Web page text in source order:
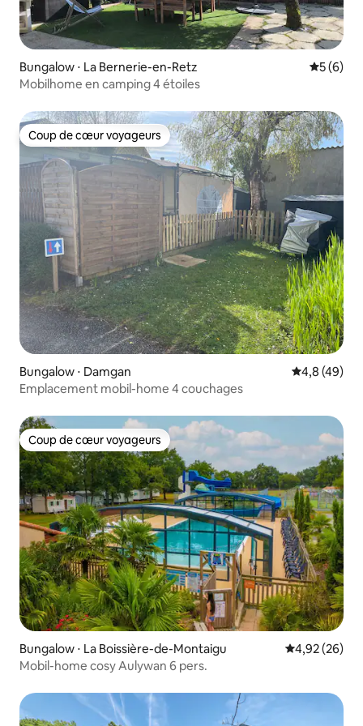
Bungalow ⋅ La Bernerie-en-Retz
5 (6)
Mobilhome en camping 4 étoiles
Coup de cœur voyageurs
Coup de cœur voyageurs
Bungalow ⋅ Damgan Évaluation
4,8 (49)
Emplacement mobil-home 4 couchages
Coup de cœur voyageurs
Coup de cœur voyageurs
Bungalow ⋅ La Boissière-de-Montaigu Évaluation
4,92 (26)
Mobil-home cosy Aulywan 6 pers.